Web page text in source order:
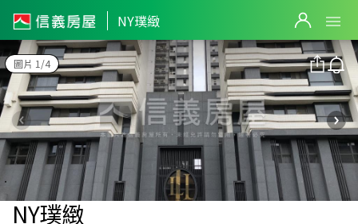
NY璞緻
圖片 1/4
NY璞緻